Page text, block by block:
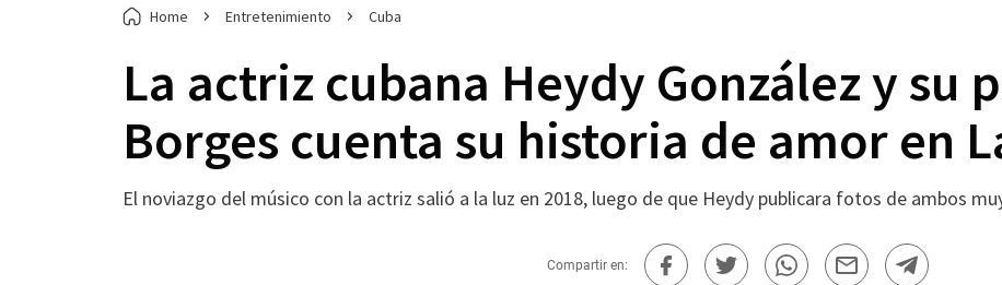
Home Entretenimiento Cuba
La actriz cubana Heydy González y su
Borges cuenta su historia de amor en
El noviazgo del músico con la actriz salió a la luz en 2018, luego de que Heydy publicara fotos de ambos
Compartir en: